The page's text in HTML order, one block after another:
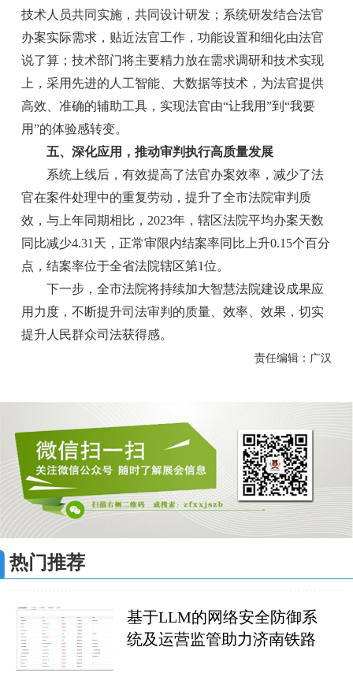
技术人员共同实施，共同设计研发；系统研发结合法官
办案实际需求，贴近法官工作，功能设置和细化由法官
说了算；技术部门将主要精力放在需求调研和技术实现
上，采用先进的人工智能、大数据等技术，为法官提供
高效、准确的辅助工具，实现法官由“让我用”到“我要
用”的体验感转变。
五、深化应用，推动审判执行高质量发展
系统上线后，有效提高了法官办案效率，减少了法
官在案件处理中的重复劳动，提升了全市法院审判质
效，与上年同期相比，2023年，辖区法院平均办案天数
同比减少4.31天，正常审限内结案率同比上升0.15个百分
点，结案率位于全省法院辖区第1位。
下一步，全市法院将持续加大智慧法院建设成果应
用力度，不断提升司法审判的质量、效率、效果，切实
提升人民群众司法获得感。
责任编辑：广汉
热门推荐
基于LLM的网络安全防御系
统及运营监管助力济南铁路